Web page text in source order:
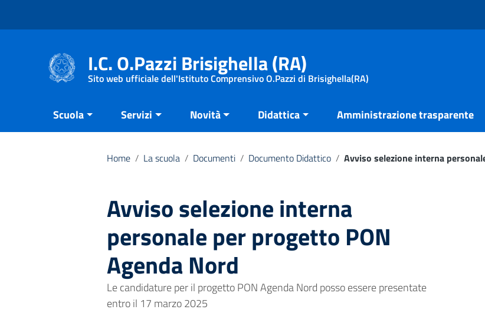
I.C. O.Pazzi Brisighella (RA)
Sito web ufficiale dell'Istituto Comprensivo O.Pazzi di Brisighella(RA)
Scuola Servizi Novità Didattica Amministrazione trasparente
Home / La scuola / Documenti / Documento Didattico / Avviso selezione interna
Avviso selezione interna
personale per progetto PON
Agenda Nord
Le candidature per il progetto PON Agenda Nord posso essere presentate
entro il 17 marzo 2025